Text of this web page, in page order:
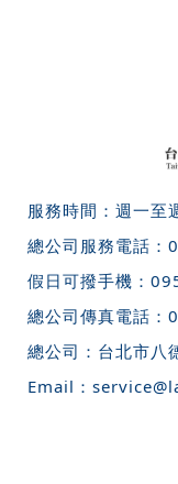
服務時間：週一
總公司服務電話：
假日可撥手機：
總公司傳真電話：
總公司： 台北市八
Email：